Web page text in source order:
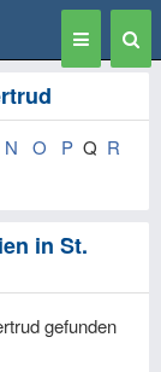
Toggle
navigation
N O P Q R
in St.
gefunden